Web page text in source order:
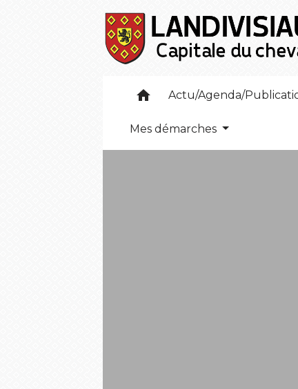
home Actu/Agenda/
Mes démarches